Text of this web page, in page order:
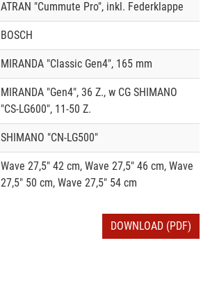
ATRAN "Cummute Pro", inkl. Federklappe
BOSCH
MIRANDA "Classic Gen4", 165 mm
MIRANDA "Gen4", 36 Z., w CG SHIMANO
"CS-LG600", 11-50 Z.
SHIMANO "CN-LG500"
Wave 27,5" 42 cm, Wave 27,5" 46 cm, Wave
27,5" 50 cm, Wave 27,5" 54 cm
DOWNLOAD (PDF)